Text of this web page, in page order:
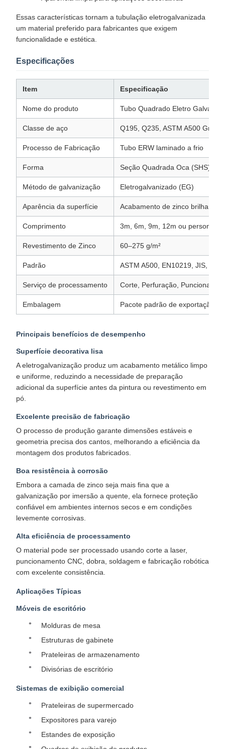
Essas características tornam a tubulação eletrogalvanizada
um material preferido para fabricantes que exigem
funcionalidade e estética.
Especificações
Item Especificação
Nome do produto Tubo Quadrado Eletro
Classe de aço Q195, Q235, ASTM A500 Grau A
Processo de Fabricação Tubo ERW laminado a frio
Forma Seção Quadrada Oca (SHS)
Método de galvanização Eletrogalvanizado (EG)
Aparência da superfície Acabamento de zinco brilhante,
Comprimento 3m, 6m, 9m, 12m ou
Revestimento de Zinco 60–275 g/m²
Padrão ASTM A500, EN10219, JIS, GB
Serviço de processamento Corte, Perfuração,
Embalagem Pacote padrão de exportação
Principais benefícios de desempenho
Superfície decorativa lisa
A eletrogalvanização produz um acabamento metálico limpo
e uniforme, reduzindo a necessidade de preparação
adicional da superfície antes da pintura ou revestimento em
pó.​
Excelente precisão de fabricação
O processo de produção garante dimensões estáveis ​​e
geometria precisa dos cantos, melhorando a eficiência da
montagem dos produtos fabricados.​
Boa resistência à corrosão
Embora a camada de zinco seja mais fina que a
galvanização por imersão a quente, ela fornece proteção
confiável em ambientes internos secos e em condições
levemente corrosivas.​
Alta eficiência de processamento
O material pode ser processado usando corte a laser,
puncionamento CNC, dobra, soldagem e fabricação robótica
com excelente consistência.
Aplicações Típicas
Móveis de escritório
Molduras de mesa
Estruturas de gabinete
Prateleiras de armazenamento
Divisórias de escritório
Sistemas de exibição comercial
Prateleiras de supermercado
Expositores para varejo
Estandes de exposição